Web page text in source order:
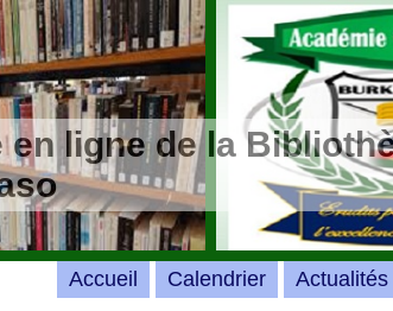
en ligne de la
Accueil Calendrier Actualités